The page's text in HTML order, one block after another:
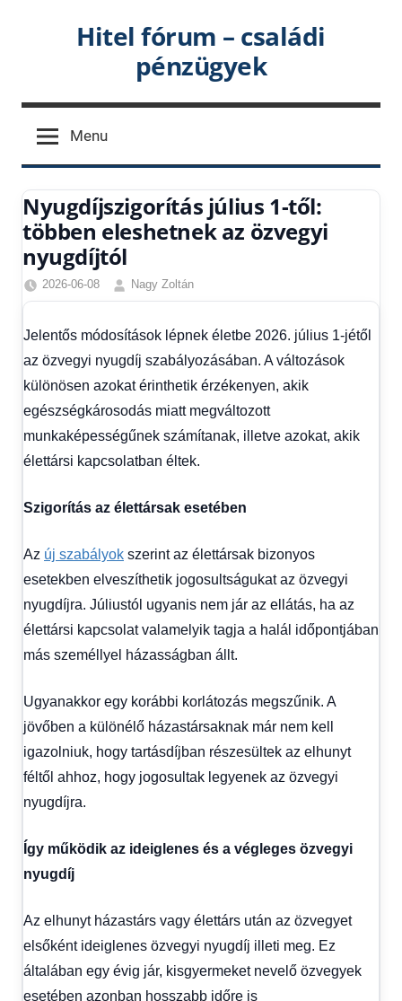
Hitel fórum – családi
pénzügyek
Menu
Nyugdíjszigorítás július 1-től:
többen eleshetnek az özvegyi
nyugdíjtól
2026-06-08
Nagy Zoltán
Hírek,
1
kézből,
Hitel
fórum
Jelentős módosítások lépnek életbe 2026. július 1-jétől
az özvegyi nyugdíj szabályozásában. A változások
különösen azokat érinthetik érzékenyen, akik
egészségkárosodás miatt megváltozott
munkaképességűnek számítanak, illetve azokat, akik
élettársi kapcsolatban éltek.
Szigorítás az élettársak esetében
Az új szabályok szerint az élettársak bizonyos
esetekben elveszíthetik jogosultságukat az özvegyi
nyugdíjra. Júliustól ugyanis nem jár az ellátás, ha az
élettársi kapcsolat valamelyik tagja a halál időpontjában
más személlyel házasságban állt.
Ugyanakkor egy korábbi korlátozás megszűnik. A
jövőben a különélő házastársaknak már nem kell
igazolniuk, hogy tartásdíjban részesültek az elhunyt
féltől ahhoz, hogy jogosultak legyenek az özvegyi
nyugdíjra.
Így működik az ideiglenes és a végleges özvegyi
nyugdíj
Az elhunyt házastárs vagy élettárs után az özvegyet
elsőként ideiglenes özvegyi nyugdíj illeti meg. Ez
általában egy évig jár, kisgyermeket nevelő özvegyek
esetében azonban hosszabb időre is